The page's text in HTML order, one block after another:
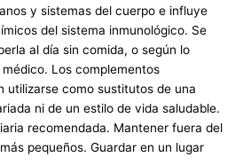
y sistemas del cuerpo e influye
del sistema inmunológico. Se
al día sin comida, o según lo
Los complementos
utilizarse como sustitutos de una
ni de un estilo de vida saludable.
recomendada. Mantener fuera del
pequeños. Guardar en un lugar